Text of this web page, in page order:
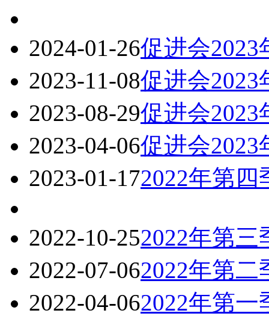
2024-01-26促进会2023
2023-11-08促进会2023
2023-08-29促进会2023
2023-04-06促进会2023
2023-01-172022年第四
2022-10-252022年第三
2022-07-062022年第二
2022-04-062022年第一